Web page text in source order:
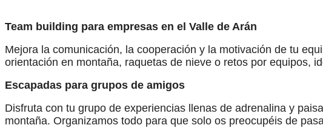
Team building para empresas en el Valle de Arán
Mejora la comunicación, la cooperación y la motivación de tu
orientación en montaña, raquetas de nieve o retos por equipos,
Escapadas para grupos de amigos
Disfruta con tu grupo de experiencias llenas de adrenalina y
montaña. Organizamos todo para que solo os preocupéis de